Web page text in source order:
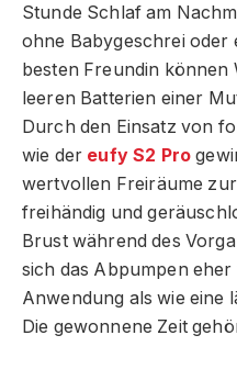
Stunde Schlaf am
ohne Babygeschrei oder
besten Freundin können
leeren Batterien einer
Durch den Einsatz von
wie der eufy S2 Pro
wertvollen Freiräume
freihändig und
Brust während des
sich das Abpumpen eher
Anwendung als wie eine
Die gewonnene Zeit